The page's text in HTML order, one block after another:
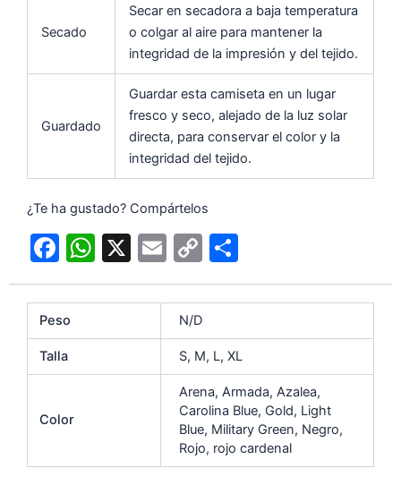
Secado
Secar en secadora a baja temperatura
o colgar al aire para mantener la
integridad de la impresión y del tejido.
Guardado
Guardar esta camiseta en un lugar
fresco y seco, alejado de la luz solar
directa, para conservar el color y la
integridad del tejido.
¿Te ha gustado? Compártelos
F
a
c
e
b
o
W
h
at
s
X
E
m
ai
l
C
o
p
y
Li
n
k
o
m
p
ar
tir
Peso N/D
Talla S, M, L, XL
Color
Arena, Armada, Azalea,
Carolina Blue, Gold, Light
Blue, Military Green, Negro,
Rojo, rojo cardenal